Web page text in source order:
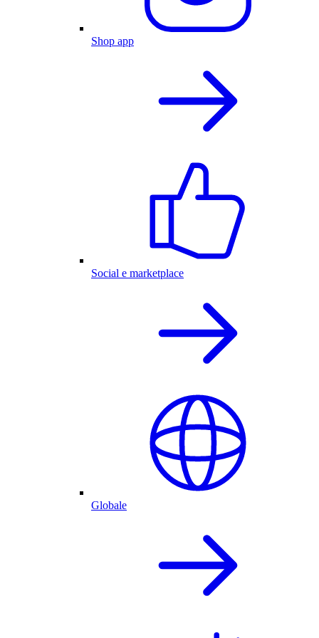
Shop app
Social e marketplace
Globale